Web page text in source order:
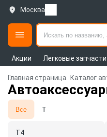
Москва
Акции Легковые запчасти
Главная страница Каталог
Все T
T4